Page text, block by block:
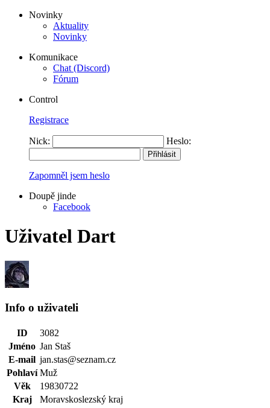
Novinky
Aktuality
Novinky
Komunikace
Chat (Discord)
Fórum
Control
Registrace
Nick: Heslo:
Zapomněl jsem heslo
Doupě jinde
Facebook
Uživatel Dart
Info o uživateli
ID
3082
Jméno Jan Staš
E-mail jan.stas@seznam.cz
Pohlaví Muž
Věk
19830722
Kraj
Moravskoslezský kraj